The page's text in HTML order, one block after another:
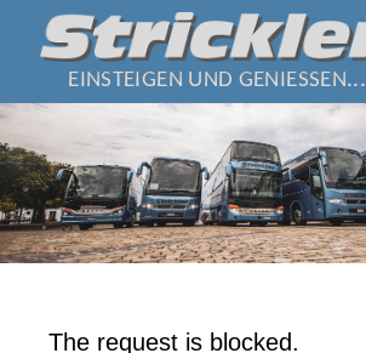
EINSTEIGEN UND GENIESSEN...